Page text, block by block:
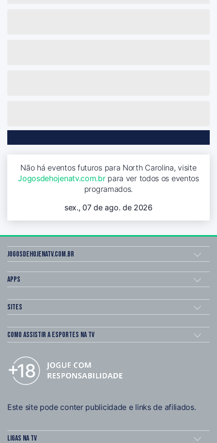
Não há eventos futuros para North Carolina, visite
Jogosdehojenatv.com.brpara ver todos os eventos
programados.
sex., 07 de ago. de 2026
Jogosdehojenatv.com.br
Apps
Sites
Como assistir a esportes na TV
Este site pode conter publicidade e links de afiliados.
Ligas na TV